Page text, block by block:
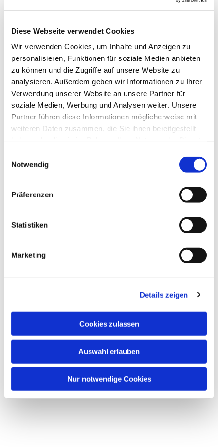
Diese Webseite verwendet Cookies
Wir verwenden Cookies, um Inhalte und Anzeigen zu
personalisieren, Funktionen für soziale Medien anbieten
zu können und die Zugriffe auf unsere Website zu
analysieren. Außerdem geben wir Informationen zu Ihrer
Verwendung unserer Website an unsere Partner für
soziale Medien, Werbung und Analysen weiter. Unsere
Partner führen diese Informationen möglicherweise mit
weiteren Daten zusammen, die Sie ihnen bereitgestellt
Notwendig
Präferenzen
Statistiken
Marketing
Details zeigen
Cookies zulassen
Auswahl erlauben
Nur notwendige Cookies
Begegnungeine kurze Beschreibung der
Kirchengemeinde.
Bitte akzeptieren Sie Marketing-
Cookies, um diese Karte anzuzeigen.
:welche angebote kann ich